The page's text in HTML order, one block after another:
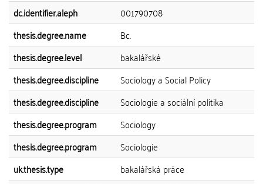
dc.identifier.aleph
001790708
thesis.degree.name
Bc.
thesis.degree.level
bakalářské
thesis.degree.discipline
Sociology a Social Policy
thesis.degree.discipline
Sociologie a sociální politika
thesis.degree.program
Sociology
thesis.degree.program
Sociologie
uk.thesis.type
bakalářská práce